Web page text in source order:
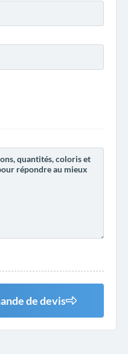
de devis